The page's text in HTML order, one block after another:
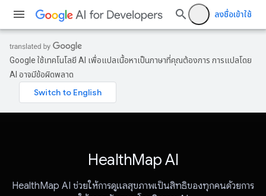
ลงชื่อเข้าใช้
Google ใช้เทคโนโลยี AI เพื่อแปลเนื้อหาเป็นภาษาที่คุณต้องการ การแปลโดย
AI อาจมีข้อผิดพลาด
HealthMap AI
HealthMap AI ช่วยให้การดูแลสุขภาพเป็นสิทธิของทุกคนด้วยการ